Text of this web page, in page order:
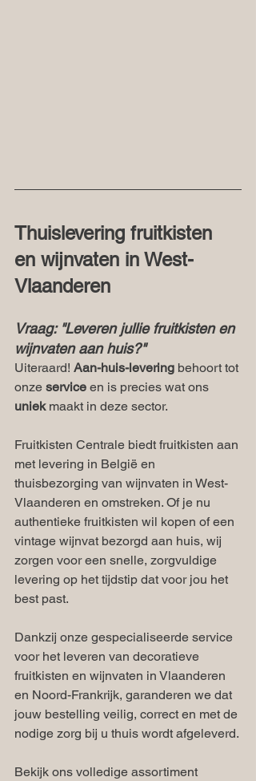
Thuislevering fruitkisten
en wijnvaten in West-
Vlaanderen
Vraag: "Leveren jullie fruitkisten en
wijnvaten aan huis?"
Uiteraard! Aan-huis-levering behoort tot
onze service en is precies wat ons
uniek maakt in deze sector.
Fruitkisten Centrale biedt fruitkisten aan
met levering in België en
thuisbezorging van wijnvaten in West-
Vlaanderen en omstreken. Of je nu
authentieke fruitkisten wil kopen of een
vintage wijnvat bezorgd aan huis, wij
zorgen voor een snelle, zorgvuldige
levering op het tijdstip dat voor jou het
best past.
Dankzij onze gespecialiseerde service
voor het leveren van decoratieve
fruitkisten en wijnvaten in Vlaanderen
en Noord-Frankrijk, garanderen we dat
jouw bestelling veilig, correct en met de
nodige zorg bij u thuis wordt afgeleverd.
Bekijk ons volledige assortiment